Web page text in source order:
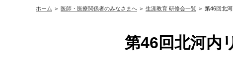
ホーム ＞ 医師・医療関係者のみなさまへ ＞ 生涯教育 研修会一覧 ＞ 第46回北
第46回北河内